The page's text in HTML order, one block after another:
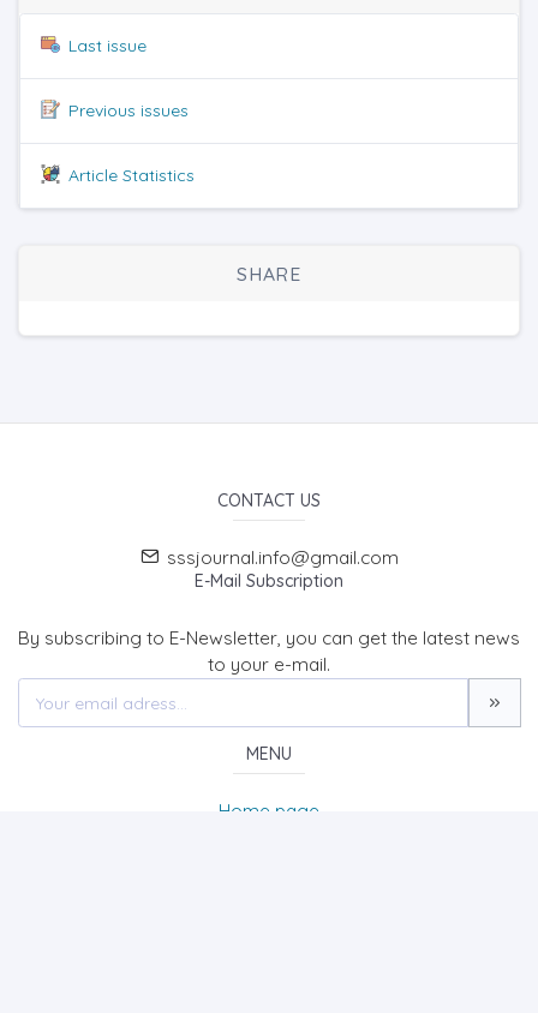
Last issue
Previous issues
Article Statistics
SHARE
CONTACT US
sssjournal.info@gmail.com
E-Mail Subscription
By subscribing to E-Newsletter, you can get the latest news
to your e-mail.
MENU
Home page